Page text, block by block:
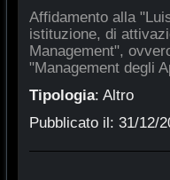
Affidamento alla
istituzione, di
Management",
"Management degli
Tipologia: Altro
Pubblicato il: 31/12/